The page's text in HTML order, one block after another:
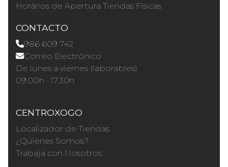
Horários de Apertura Tiendas Físicas
CONTACTO
986 609 742
Correo Electrónico
De lunes a viernes (laborables)
09.00h · 17.30h
CENTROXOGO
Localizador de Tiendas
¿Quienes Somos?
Trabaja con Nosotros